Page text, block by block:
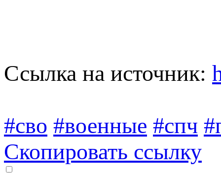
Ссылка на источник:
#сво #военные #спч
Скопировать ссылку